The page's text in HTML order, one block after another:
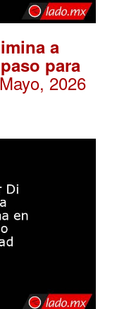
a
para
2026